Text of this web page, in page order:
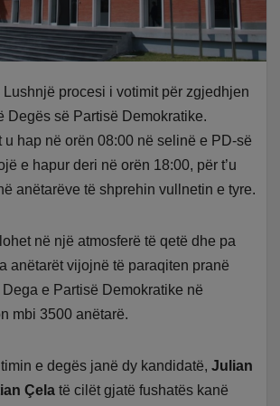
Lushnjë procesi i votimit për zgjedhjen
Degës së Partisë Demokratike.
u hap në orën 08:00 në selinë e PD-së
e hapur deri në orën 18:00, për t’u
anëtarëve të shprehin vullnetin e tyre.
në një atmosferë të qetë dhe pa
anëtarët vijojnë të paraqiten pranë
e Partisë Demokratike në
mbi 3500 anëtarë.
e degës janë dy kandidatë,Julian
Çela të cilët gjatë fushatës kanë